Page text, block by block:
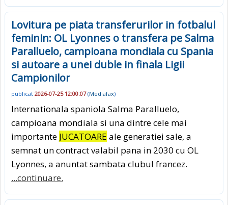
Lovitura pe piata transferurilor in fotbalul
feminin: OL Lyonnes o transfera pe Salma
Paralluelo, campioana mondiala cu Spania
si autoare a unei duble in finala Ligii
Campionilor
publicat 2026-07-25 12:00:07(Mediafax)
Internationala spaniola Salma Paralluelo,
campioana mondiala si una dintre cele mai
importante JUCATOARE ale generatiei sale, a
semnat un contract valabil pana in 2030 cu OL
Lyonnes, a anuntat sambata clubul francez.
...continuare.